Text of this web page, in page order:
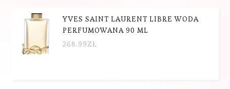
YVES SAINT LAURENT LIBRE WODA
PERFUMOWANA 90 ML
268.99ZŁ